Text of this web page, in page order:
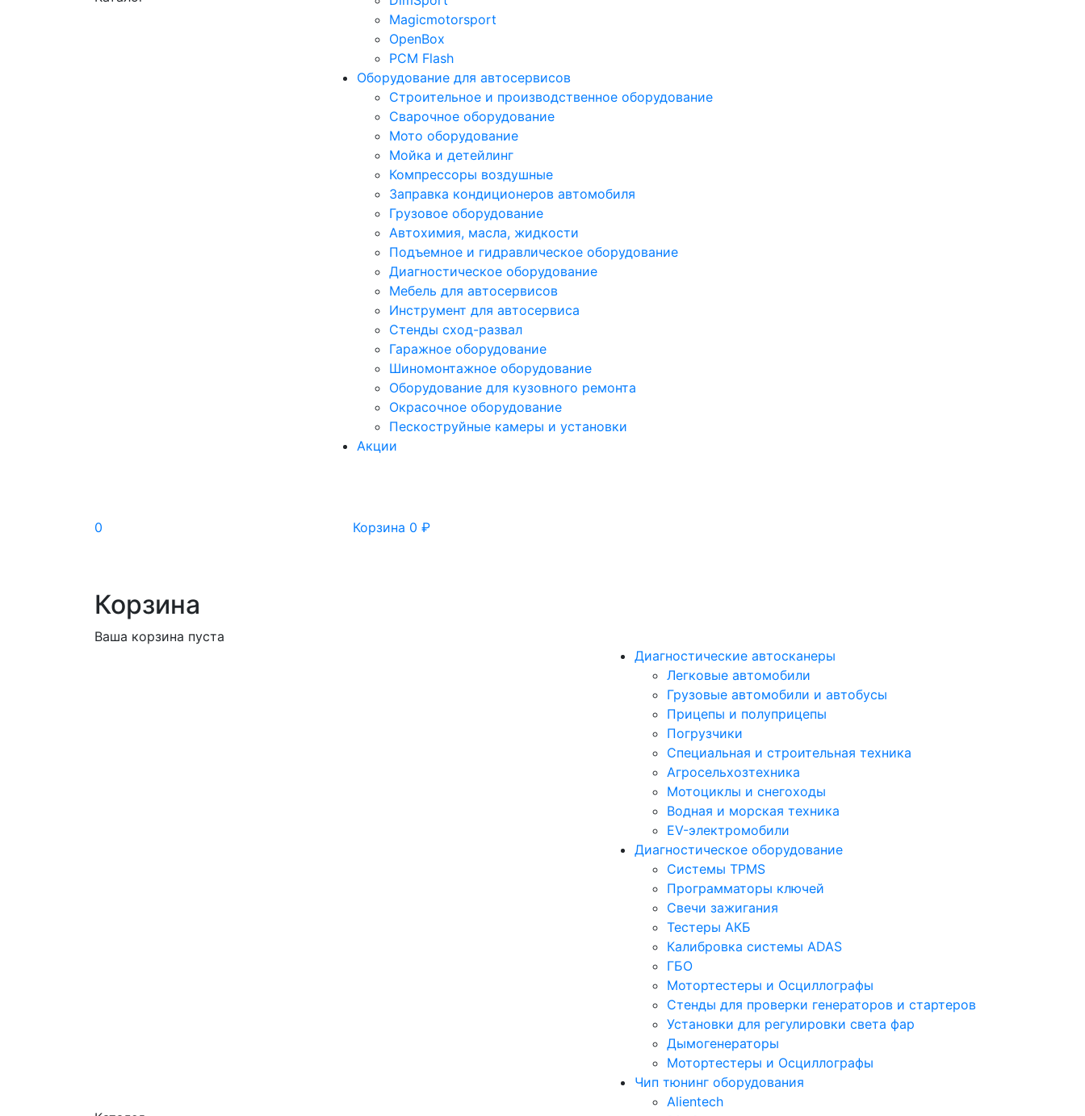
Magicmotorsport
OpenBox
PCM Flash
Оборудование для автосервисов
Строительное и производственное оборудование
Сварочное оборудование
Мото оборудование
Мойка и детейлинг
Компрессоры воздушные
Заправка кондиционеров автомобиля
Грузовое оборудование
Автохимия, масла, жидкости
Подъемное и гидравлическое оборудование
Диагностическое оборудование
Мебель для автосервисов
Инструмент для автосервиса
Стенды сход-развал
Гаражное оборудование
Шиномонтажное оборудование
Оборудование для кузовного ремонта
Окрасочное оборудование
Пескоструйные камеры и установки
Акции
0 Корзина 0 ₽
Корзина
Ваша корзина пуста
Диагностические автосканеры
Легковые автомобили
Грузовые автомобили и автобусы
Прицепы и полуприцепы
Погрузчики
Специальная и строительная техника
Агросельхозтехника
Мотоциклы и снегоходы
Водная и морская техника
EV-электромобили
Диагностическое оборудование
Системы TPMS
Программаторы ключей
Свечи зажигания
Тестеры АКБ
Калибровка системы ADAS
ГБО
Мотортестеры и Осциллографы
Стенды для проверки генераторов и стартеров
Установки для регулировки света фар
Дымогенераторы
Мотортестеры и Осциллографы
Чип тюнинг оборудования
Alientech